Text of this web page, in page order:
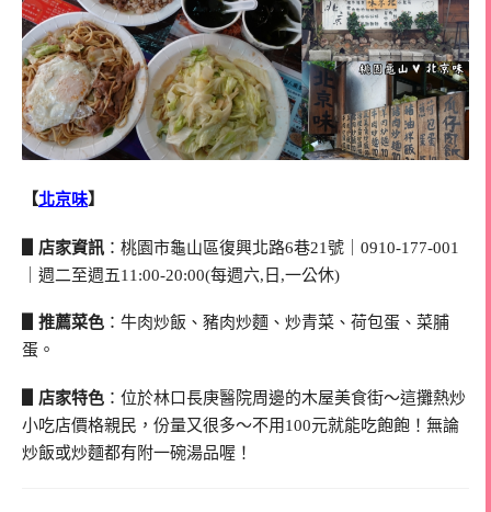
【北京味】
▋店家資訊 ：桃園市龜山區復興北路6巷21號｜0910-177-001
｜週二至週五11:00-20:00(每週六,日,一公休)
▋推薦菜色 ：牛肉炒飯、豬肉炒麵、炒青菜、荷包蛋、菜脯
蛋。
▋店家特色 ：位於林口長庚醫院周邊的木屋美食街～這攤熱炒
小吃店價格親民，份量又很多～不用100元就能吃飽飽！無論
炒飯或炒麵都有附一碗湯品喔！